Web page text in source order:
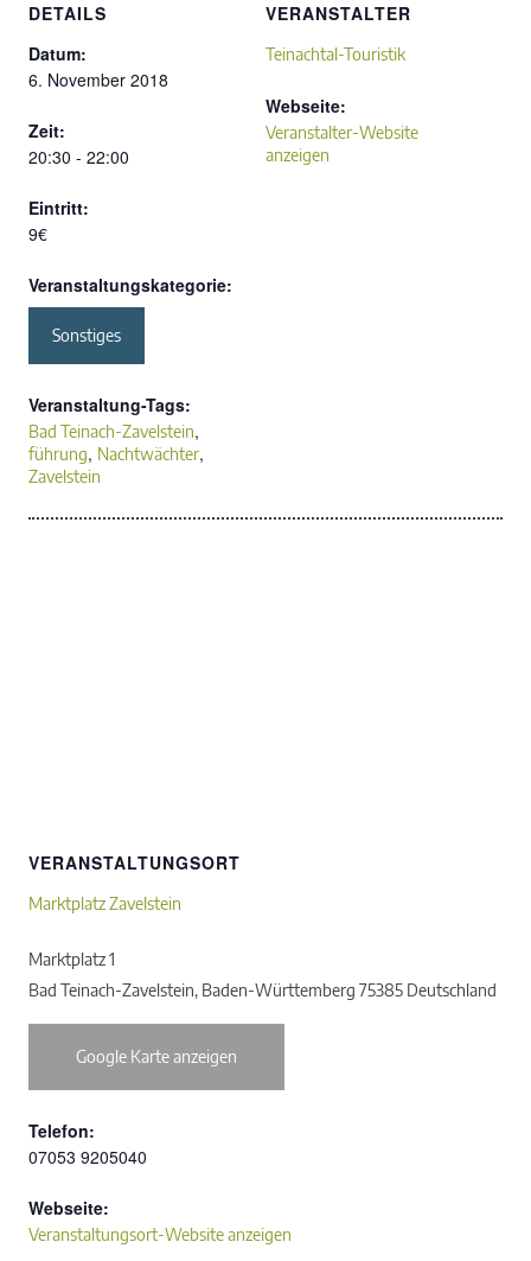
DETAILS
Datum:
6. November 2018
Zeit:
20:30 - 22:00
Eintritt:
9€
Veranstaltungskategorie:
Sonstiges
Veranstaltung-Tags:
Bad Teinach-Zavelstein,
führung, Nachtwächter,
Zavelstein
VERANSTALTER
Teinachtal-Touristik
Webseite:
Veranstalter-Website
anzeigen
VERANSTALTUNGSORT
Marktplatz Zavelstein
Marktplatz 1
Bad Teinach-Zavelstein, Baden-Württemberg 75385 Deutschland
Google Karte anzeigen
Telefon:
07053 9205040
Webseite:
Veranstaltungsort-Website anzeigen